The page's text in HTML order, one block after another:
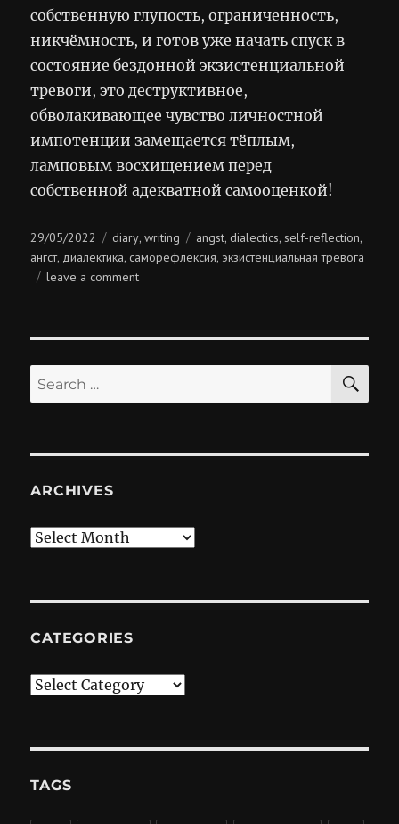
собственную глупость, ограниченность,
никчёмность, и готов уже начать спуск в
состояние бездонной экзистенциальной
тревоги, это деструктивное,
обволакивающее чувство личностной
импотенции замещается тёплым,
ламповым восхищением перед
собственной адекватной самооценкой!
Posted
on
29/05/2022 Categories
diary,writing Tags
angst,dialectics, self-reflection,
ангст, диалектика,саморефлексия, экзистенциальная тревога
leave a commenton
Search
for:
ARCHIVES
Archives
CATEGORIES
Categories
TAGS